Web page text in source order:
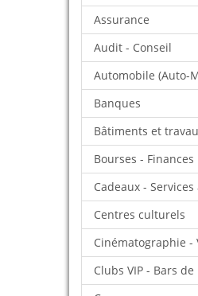
Assurance
Audit - Conseil
Automobile (Auto-
Banques
Bâtiments et
Bourses - Finances
Cadeaux - Services
Centres culturels
Cinématographie -
Clubs VIP - Bars